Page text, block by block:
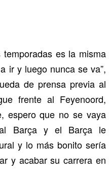
es la misma
ir y luego nunca se va”,
de prensa previa al
frente al Feyenoord,
espero que no se vaya
Barça y el Barça le
y lo más bonito sería
y acabar su carrera en